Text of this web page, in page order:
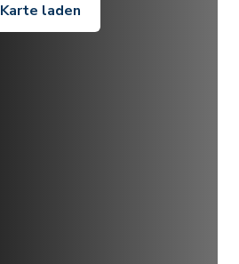
Karte laden